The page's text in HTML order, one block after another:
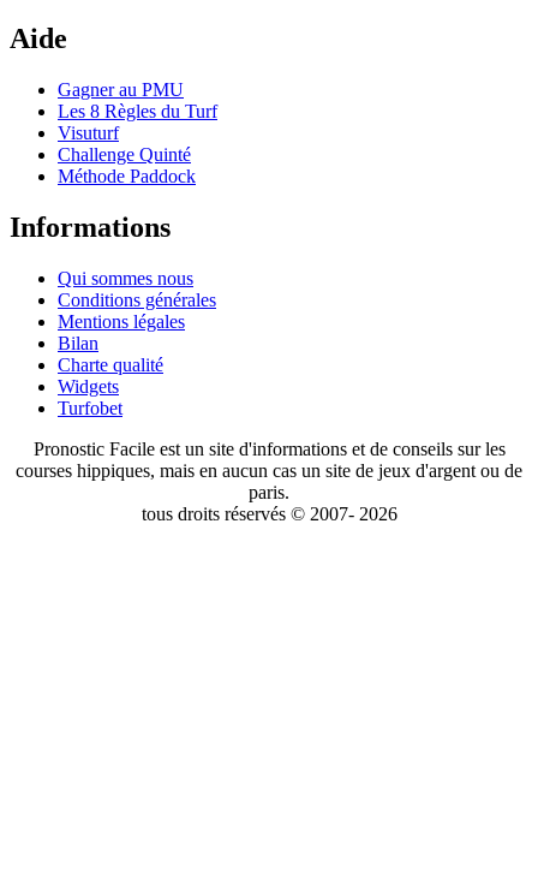
Aide
Gagner au PMU
Les 8 Règles du Turf
Visuturf
Challenge Quinté
Méthode Paddock
Informations
Qui sommes nous
Conditions générales
Mentions légales
Bilan
Charte qualité
Widgets
Turfobet
Pronostic Facile est un site d'informations et de conseils sur les
courses hippiques, mais en aucun cas un site de jeux d'argent ou de
paris.
tous droits réservés © 2007- 2026